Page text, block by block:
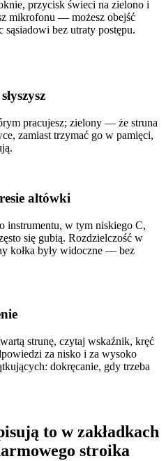
przycisk świeci na zielono i
mikrofonu — możesz obejść
sąsiadowi bez utraty postępu.
pracujesz; zielony — że struna
zamiast trzymać go w pamięci,
altówki
instrumentu, w tym niskiego C,
się gubią. Rozdzielczość w
kołka były widoczne — bez
strunę, czytaj wskaźnik, kręć
za nisko i za wysoko
dokręcanie, gdy trzeba
to w zakładkach
stroika